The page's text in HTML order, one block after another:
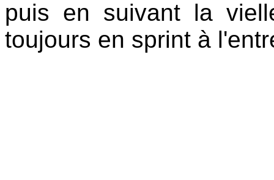
puis en suivant la
toujours en sprint à